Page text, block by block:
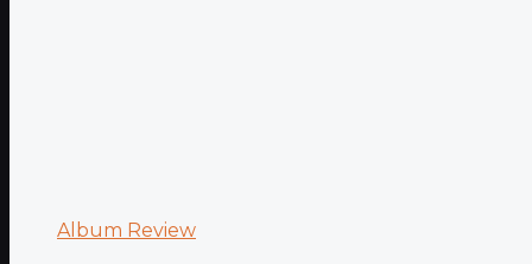
Album Review